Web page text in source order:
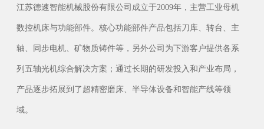
江苏德速智能机械股份有限公司成立于2009年，主营工业母机
数控机床与功能部件。核心功能部件产品包括刀库、转台、主
轴、同步电机、矿物质铸件等，另外公司为下游客户提供各系
列五轴光机综合解决方案；通过长期的研发投入和产业布局，
产品逐步拓展到了超精密磨床、半导体设备和智能产线等领
域。